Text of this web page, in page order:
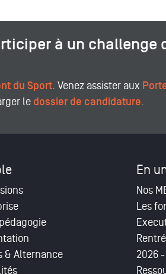
à un challenge
du Sport. Venez assister aux
le dossier de candidature.
& Alternance
En
Nos
Les
2026